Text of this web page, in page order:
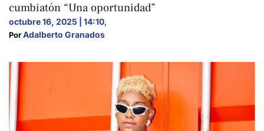
cumbiatón “Una oportunidad”
octubre 16, 2025 | 14:10,
Por Adalberto Granados